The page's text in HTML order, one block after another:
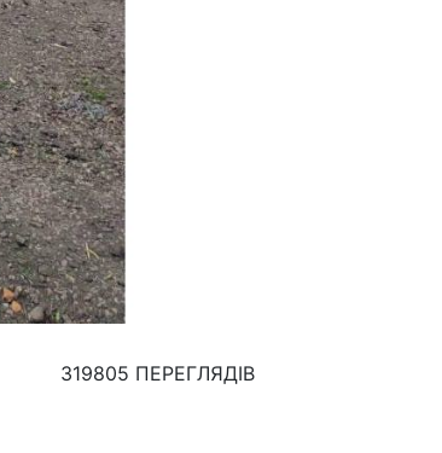
319805 ПЕРЕГЛЯДІВ